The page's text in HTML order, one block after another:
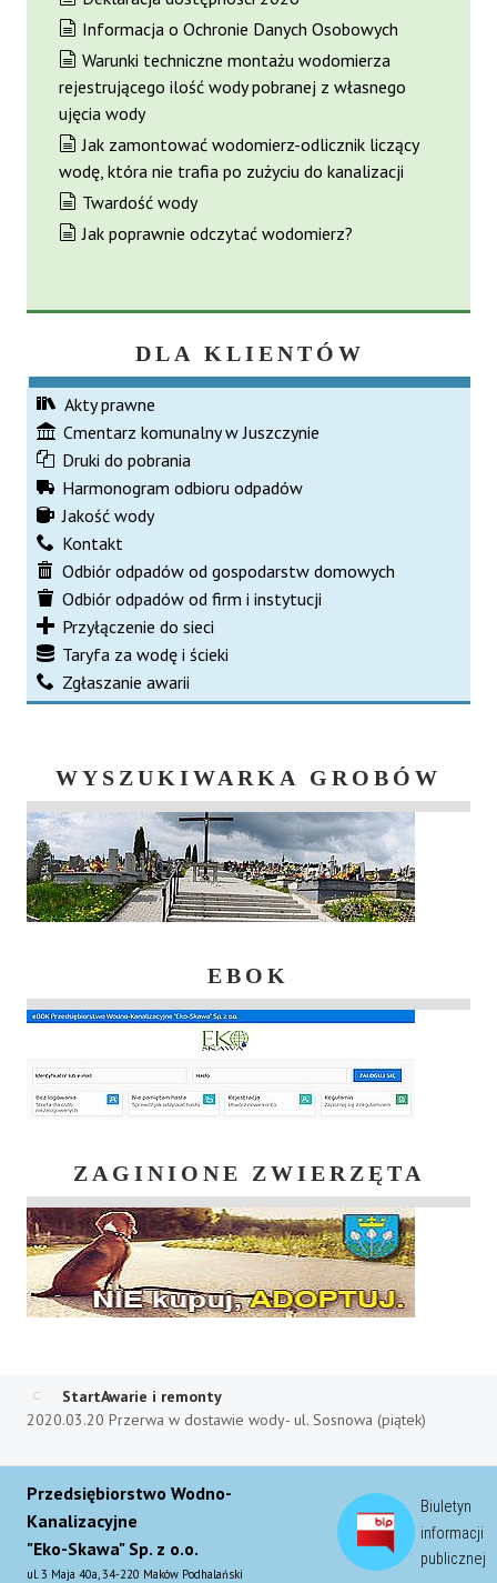
Informacja o Ochronie Danych Osobowych
Warunki techniczne montażu wodomierza
rejestrującego ilość wody pobranej z własnego
ujęcia wody
Jak zamontować wodomierz-odlicznik liczący
wodę, która nie trafia po zużyciu do kanalizacji
Twardość wody
Jak poprawnie odczytać wodomierz?
DLA KLIENTÓW
Akty prawne
Cmentarz komunalny w Juszczynie
Druki do pobrania
Harmonogram odbioru odpadów
Jakość wody
Kontakt
Odbiór odpadów od gospodarstw domowych
Odbiór odpadów od firm i instytucji
Przyłączenie do sieci
Taryfa za wodę i ścieki
Zgłaszanie awarii
WYSZUKIWARKA GROBÓW
EBOK
ZAGINIONE ZWIERZĘTA
StartAwarie i remonty
2020.03.20 Przerwa w dostawie wody- ul. Sosnowa (piątek)
Przedsiębiorstwo Wodno-
Kanalizacyjne
"Eko-Skawa" Sp. z o.o.
ul. 3 Maja 40a, 34-220 Maków Podhalański
Biuletyn
informacji
publicznej